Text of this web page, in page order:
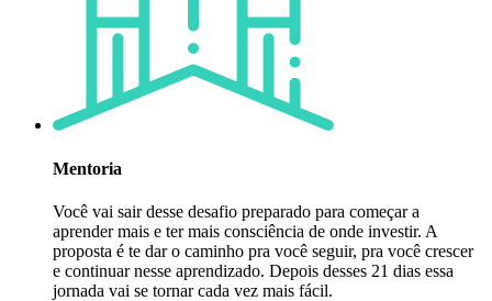
Mentoria
Você vai sair desse desafio preparado para começar a
aprender mais e ter mais consciência de onde investir. A
proposta é te dar o caminho pra você seguir, pra você crescer
e continuar nesse aprendizado. Depois desses 21 dias essa
jornada vai se tornar cada vez mais fácil.